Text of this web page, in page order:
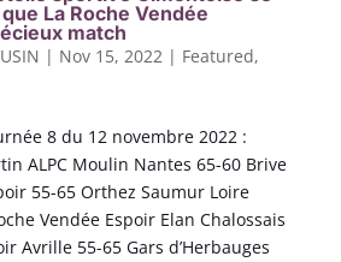
La Roche Vendée
match
| Nov 15, 2022| Featured,
8 du 12 novembre 2022 :
ALPC Moulin Nantes 65-60 Brive
55-65 Orthez Saumur Loire
Vendée Espoir Elan Chalossais
Avrille 55-65 Gars d’Herbauges